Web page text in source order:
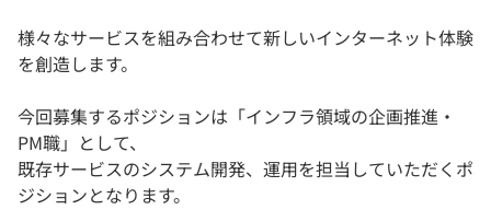
様々なサービスを組み合わせて新しいインターネット体験
を創造します。
今回募集するポジションは「インフラ領域の企画推進・
PM職」として、
既存サービスのシステム開発、運用を担当していただくポ
ジションとなります。